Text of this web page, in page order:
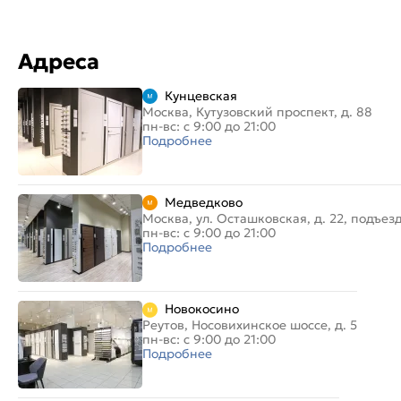
Адреса
Кунцевская
Москва, Кутузовский проспект, д. 88
пн-вс: с 9:00 до 21:00
Подробнее
Медведково
Москва, ул. Осташковская, д. 22,
пн-вс: с 9:00 до 21:00
Подробнее
Новокосино
Реутов, Носовихинское шоссе, д. 5
пн-вс: с 9:00 до 21:00
Подробнее